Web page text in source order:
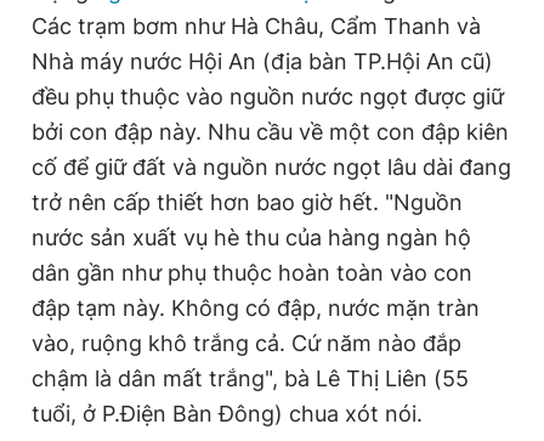
Các trạm bơm như Hà Châu, Cẩm Thanh và
Nhà máy nước Hội An (địa bàn TP.Hội An cũ)
đều phụ thuộc vào nguồn nước ngọt được giữ
bởi con đập này. Nhu cầu về một con đập kiên
cố để giữ đất và nguồn nước ngọt lâu dài đang
trở nên cấp thiết hơn bao giờ hết. "Nguồn
nước sản xuất vụ hè thu của hàng ngàn hộ
dân gần như phụ thuộc hoàn toàn vào con
đập tạm này. Không có đập, nước mặn tràn
vào, ruộng khô trắng cả. Cứ năm nào đắp
chậm là dân mất trắng", bà Lê Thị Liên (55
tuổi, ở P.Điện Bàn Đông) chua xót nói.